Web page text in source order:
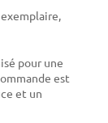
pour une
est
et un